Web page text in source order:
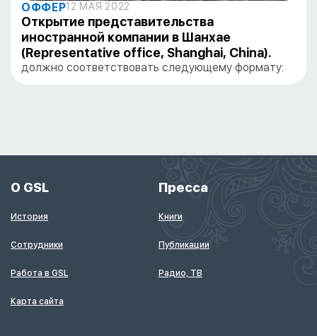
ОФФЕР12 МАЯ 2022
Открытие представительства
иностранной компании в Шанхае
(Representative office, Shanghai, China).
должно соответствовать следующему формату:
О GSL
История
Сотрудники
Работа в GSL
Карта сайта
Пресса
Книги
Публикации
Радио, ТВ